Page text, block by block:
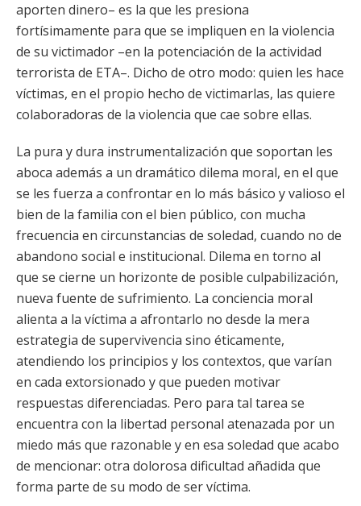
aporten dinero– es la que les presiona
fortísimamente para que se impliquen en la violencia
de su victimador –en la potenciación de la actividad
terrorista de ETA–. Dicho de otro modo: quien les hace
víctimas, en el propio hecho de victimarlas, las quiere
colaboradoras de la violencia que cae sobre ellas.
La pura y dura instrumentalización que soportan les
aboca además a un dramático dilema moral, en el que
se les fuerza a confrontar en lo más básico y valioso el
bien de la familia con el bien público, con mucha
frecuencia en circunstancias de soledad, cuando no de
abandono social e institucional. Dilema en torno al
que se cierne un horizonte de posible culpabilización,
nueva fuente de sufrimiento. La conciencia moral
alienta a la víctima a afrontarlo no desde la mera
estrategia de supervivencia sino éticamente,
atendiendo los principios y los contextos, que varían
en cada extorsionado y que pueden motivar
respuestas diferenciadas. Pero para tal tarea se
encuentra con la libertad personal atenazada por un
miedo más que razonable y en esa soledad que acabo
de mencionar: otra dolorosa dificultad añadida que
forma parte de su modo de ser víctima.